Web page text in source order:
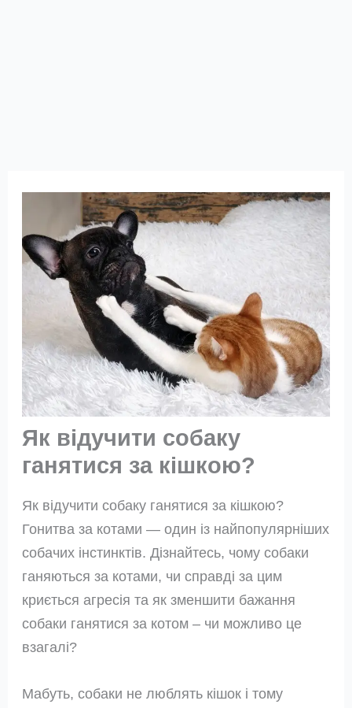
Як відучити собаку
ганятися за кішкою?
Як відучити собаку ганятися за кішкою?
Гонитва за котами — один із найпопулярніших
собачих інстинктів. Дізнайтесь, чому собаки
ганяються за котами, чи справді за цим
криється агресія та як зменшити бажання
собаки ганятися за котом – чи можливо це
взагалі?
Мабуть, собаки не люблять кішок і тому